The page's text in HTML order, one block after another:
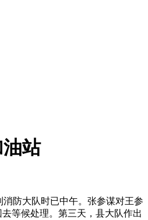
站
防大队时已中午。张参谋对王参
等候处理。第三天，县大队作出